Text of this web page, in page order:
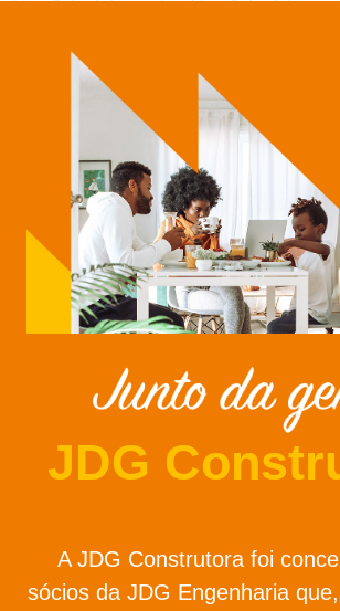
JDG
A JDG Construtora foi
sócios da JDG Engenharia